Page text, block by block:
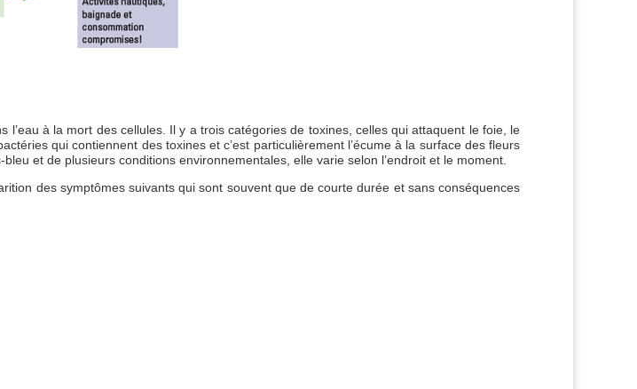
à la mort des cellules. Il y a trois catégories de toxines, celles qui attaquent le foie, le
qui contiennent des toxines et c’est particulièrement l’écume à la surface des fleurs
et de plusieurs conditions environnementales, elle varie selon l’endroit et le moment.
des symptômes suivants qui sont souvent que de courte durée et sans conséquences